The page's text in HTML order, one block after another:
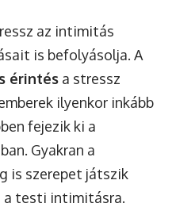
az intimitás
is befolyásolja. A
érintés a stressz
ilyenkor inkább
fejezik ki a
Gyakran a
is szerepet játszik
a testi intimitásra.